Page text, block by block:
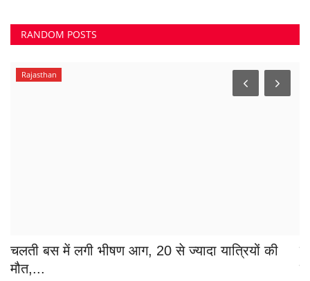
RANDOM POSTS
Rajasthan
चलती बस में लगी भीषण आग, 20 से ज्यादा यात्रियों की
मौत,...